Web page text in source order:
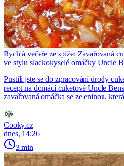
Rychlá večeře ze spíže: Zavařovaná
ve stylu sladkokyselé omáčky Uncle
Pustili jste se do zpracování úrody
recept na domácí cuketové Uncle
zavařovaná omáčka se zeleninou,
Cooky.cz
dnes, 14:26
3 min